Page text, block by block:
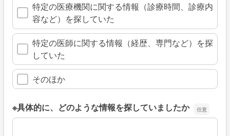
特定の医療機関に関する情報（診療時間、診療内
容など）を探していた
特定の医師に関する情報（経歴、専門など）を探
していた
そのほか
※具体的に、どのような情報を探していましたか
※具体的に、どのような情報を探していましたか